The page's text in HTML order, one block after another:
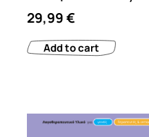
29,99€
Add to cart